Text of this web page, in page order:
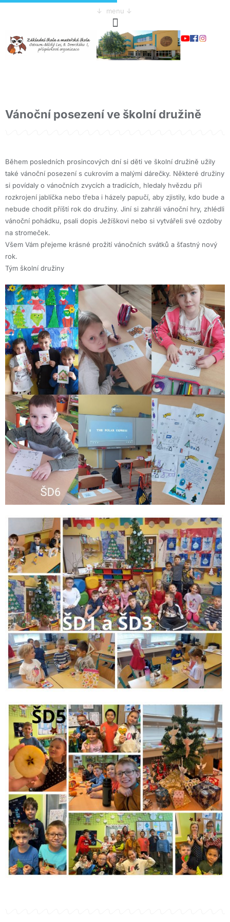
↓ menu ↓
Vánoční posezení ve školní družině
Během posledních prosincových dní si děti ve školní družině užily
také vánoční posezení s cukrovím a malými dárečky. Některé družiny
si povídaly o vánočních zvycích a tradicích, hledaly hvězdu při
rozkrojení jablíčka nebo třeba i házely papučí, aby zjistily, kdo bude a
nebude chodit příští rok do družiny. Jiní si zahráli vánoční hry, zhlédli
vánoční pohádku, psali dopis Ježíškovi nebo si vytvářeli své ozdoby
na stromeček.
Všem Vám přejeme krásné prožití vánočních svátků a šťastný nový
rok.
Tým školní družiny